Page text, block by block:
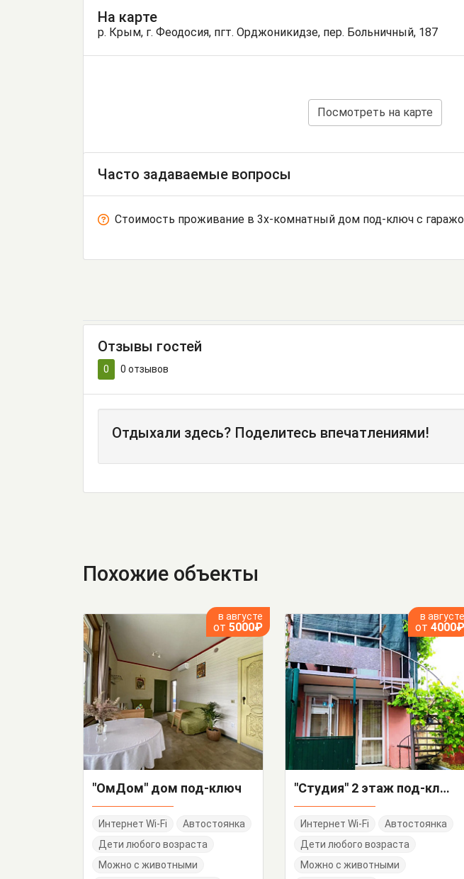
На карте
р. Крым, г. Феодосия, пгт. Орджоникидзе, пер. Больничный, 187
Посмотреть на карте
Часто задаваемые вопросы
Стоимость проживание в 3х-комнатный дом под-ключ с
Отзывы гостей
0 0 отзывов
Отдыхали здесь? Поделитесь впечатлениями!
Похожие объекты
в августе
от 5000₽
"ОмДом" дом под-ключ
Интернет Wi-Fi
Автостоянка
Дети любого возраста
Можно с животными
в августе
от 4000₽
"Студия" 2 этаж под-ключ
Интернет Wi-Fi
Автостоянка
Дети любого возраста
Можно с животными